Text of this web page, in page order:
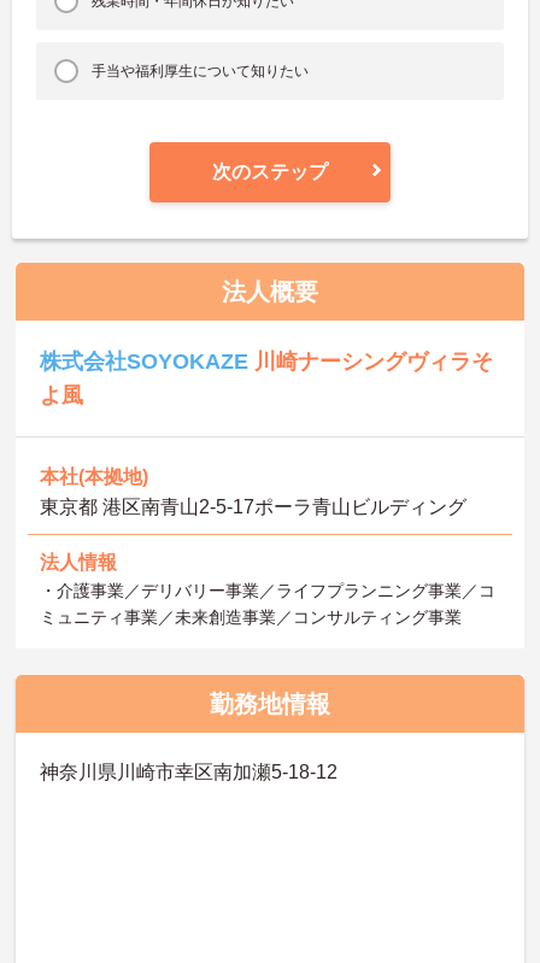
手当や福利厚生について知りたい
次のステップ
法人概要
株式会社SOYOKAZE 川崎ナーシングヴィラそ
よ風
本社(本拠地)
東京都 港区南青山2‐5‐17ポーラ青山ビルディング
法人情報
・介護事業／デリバリー事業／ライフプランニング事業／コ
ミュニティ事業／未来創造事業／コンサルティング事業
勤務地情報
神奈川県川崎市幸区南加瀬5-18-12